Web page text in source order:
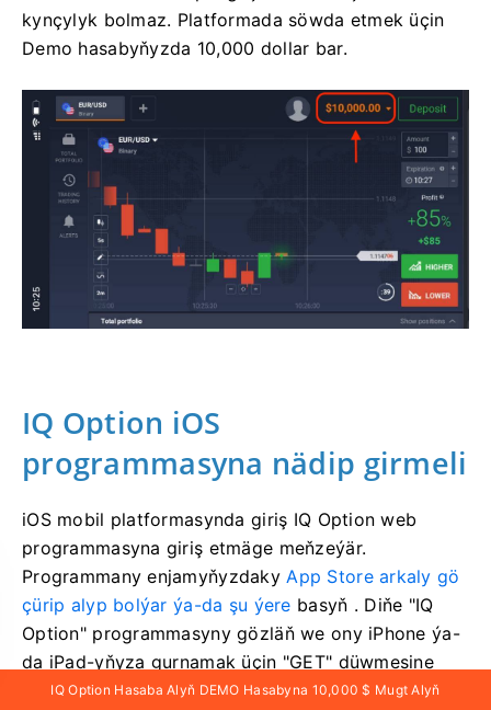
kynçylyk bolmaz. Platformada söwda etmek üçin
Demo hasabyňyzda 10,000 dollar bar.
IQ Option iOS
programmasyna nädip girmeli
iOS mobil platformasynda giriş IQ Option web
programmasyna giriş etmäge meňzeýär.
ProgrammanyenjamyňyzdakyApp Store arkaly gö
çürip alyp bolýar ýa-da şu ýere basyň . Diňe "IQ
Option" programmasyny gözläň we ony iPhone ýa-
da iPad-yňyza gurnamak üçin "GET" düwmesine
basyň.
IQ Option Hasaba Alyň DEMO Hasabyna 10,000 $ Mugt Alyň